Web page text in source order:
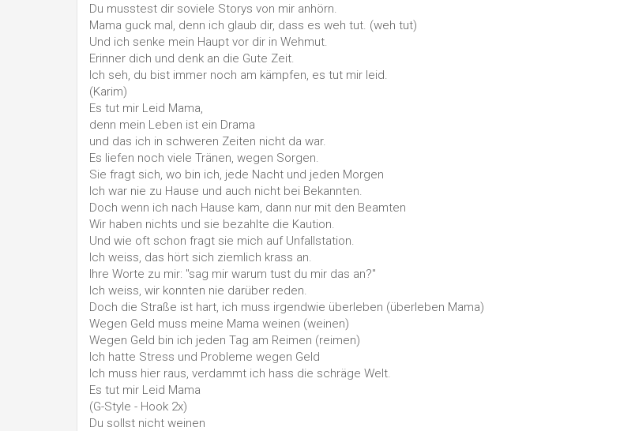
Du musstest dir soviele Storys von mir anhörn.
Mama guck mal, denn ich glaub dir, dass es weh tut. (weh tut)
Und ich senke mein Haupt vor dir in Wehmut.
Erinner dich und denk an die Gute Zeit.
Ich seh, du bist immer noch am kämpfen, es tut mir leid.
(Karim)
Es tut mir Leid Mama,
denn mein Leben ist ein Drama
und das ich in schweren Zeiten nicht da war.
Es liefen noch viele Tränen, wegen Sorgen.
Sie fragt sich, wo bin ich, jede Nacht und jeden Morgen
Ich war nie zu Hause und auch nicht bei Bekannten.
Doch wenn ich nach Hause kam, dann nur mit den Beamten
Wir haben nichts und sie bezahlte die Kaution.
Und wie oft schon fragt sie mich auf Unfallstation.
Ich weiss, das hört sich ziemlich krass an.
Ihre Worte zu mir: "sag mir warum tust du mir das an?"
Ich weiss, wir konnten nie darüber reden.
Doch die Straße ist hart, ich muss irgendwie überleben (überleben Mama)
Wegen Geld muss meine Mama weinen (weinen)
Wegen Geld bin ich jeden Tag am Reimen (reimen)
Ich hatte Stress und Probleme wegen Geld
Ich muss hier raus, verdammt ich hass die schräge Welt.
Es tut mir Leid Mama
(G-Style - Hook 2x)
Du sollst nicht weinen